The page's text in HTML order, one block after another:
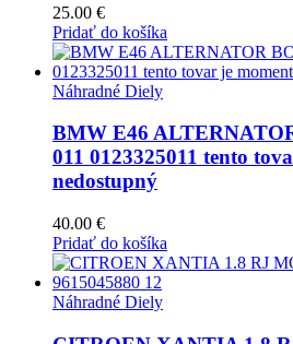
25.00 €
Pridať do košíka
Náhradné Diely
BMW E46
011 0123325011 tento
nedostupný
40.00 €
Pridať do košíka
Náhradné Diely